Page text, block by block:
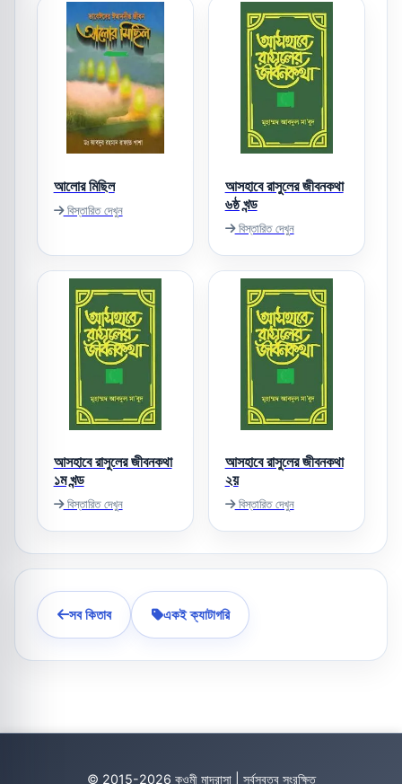
আলোর মিছিল
বিস্তারিত দেখুন
আসহাবে রাসুলের জীবনকথা
৬ষ্ঠ খন্ড
বিস্তারিত দেখুন
আসহাবে রাসুলের জীবনকথা
১ম খন্ড
বিস্তারিত দেখুন
আসহাবে রাসুলের জীবনকথা
২য়
বিস্তারিত দেখুন
সব কিতাব একই ক্যাটাগরি
© 2015-2026 কওমী মাদ্রাসা | সর্বস্বত্ব সংরক্ষিত